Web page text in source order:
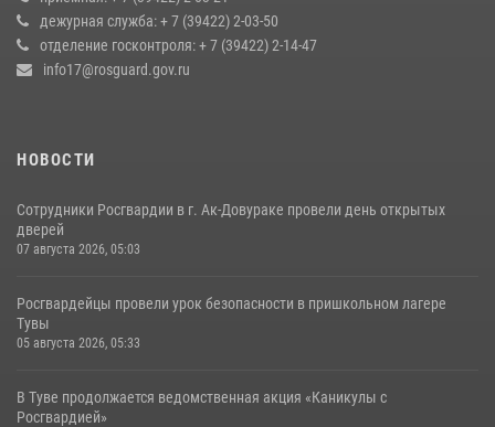
17 июля 2026, 07:22 1
дежурная служба: + 7 (39422) 2-03-50
отделение госконтроля: + 7 (39422) 2-14-47
info17@rosguard.gov.ru
НОВОСТИ
Сотрудники Росгвардии в г. Ак-Довураке провели день открытых
дверей
07 августа 2026, 05:03
Росгвардейцы провели урок безопасности в пришкольном лагере
Тувы
05 августа 2026, 05:33
В Туве продолжается ведомственная акция «Каникулы с
Росгвардией»